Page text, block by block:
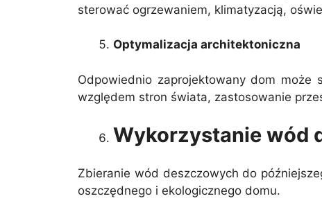
sterować ogrzewaniem, klimatyzacją,
Optymalizacja architektoniczna
Odpowiednio zaprojektowany dom
względem stron świata, zastosowanie
Wykorzystanie wód
Zbieranie wód deszczowych do
oszczędnego i ekologicznego domu.